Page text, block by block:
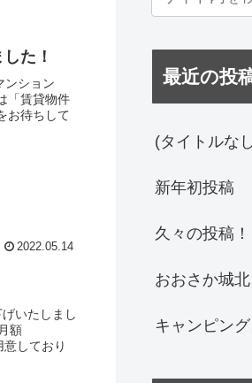
た！
ンション
「賃貸物件
お待ちして
2022.05.14
いたしまし
額
しており
最近の投
(タイトルな
新年初投稿
久々の投稿！
おおさか城
キャンピン